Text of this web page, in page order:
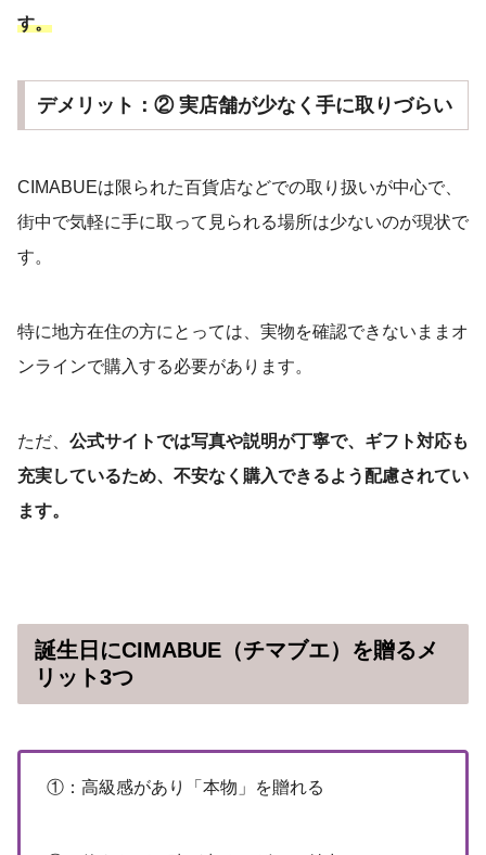
す。
デメリット：② 実店舗が少なく手に取りづらい
CIMABUEは限られた百貨店などでの取り扱いが中心で、
街中で気軽に手に取って見られる場所は少ないのが現状で
す。
特に地方在住の方にとっては、実物を確認できないままオ
ンラインで購入する必要があります。
ただ、 公式サイトでは写真や説明が丁寧で、ギフト対応も
充実しているため、不安なく購入できるよう配慮されてい
ます。
誕生日にCIMABUE（チマブエ）を贈るメ
リット3つ
①：高級感があり「本物」を贈れる